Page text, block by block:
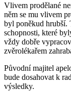
Vlivem prodělané
něm se mu vlivem
byl poněkud hrubší.
schopnosti, které
vždy dobře
zvěrolékařem
Původní majitel
bude dosahovat k
výsledky.